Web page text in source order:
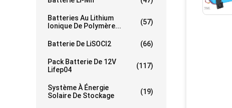
Batteries Au Lithium
Ionique De Polymère...
(57)
Batterie De LiSOCl2 (66)
Pack Batterie De 12V
Lifep04
(117)
Système À Énergie
Solaire De Stockage
(19)